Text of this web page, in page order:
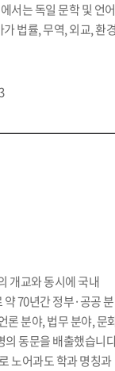
서는 독일 문학 및 언
법률, 무역, 외교, 환
개교와 동시에 국내
70년간 정부·공공
론 분야, 법무 분야, 문
의 동문을 배출했습니
노어과도 학과 명칭과